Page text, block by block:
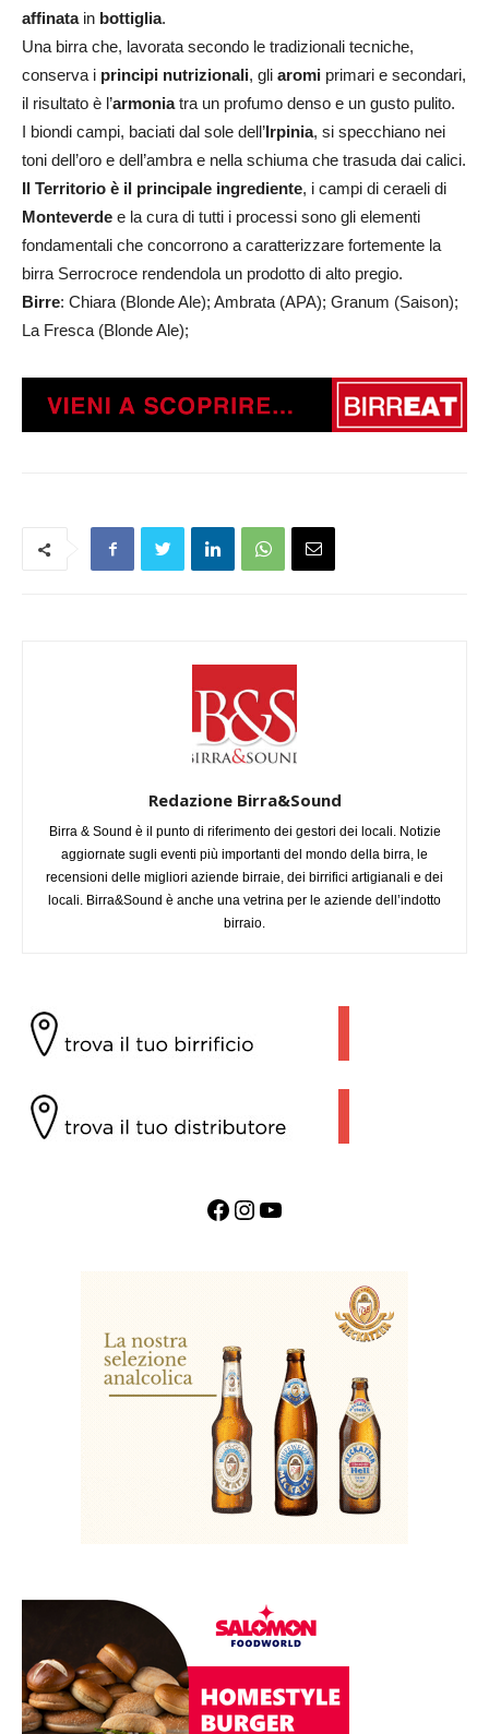
affinatain bottiglia.
Una birra che, lavorata secondo le tradizionali tecniche,
conserva i principi nutrizionali, gli aromi primari e secondari,
il risultato è l’armoniatra un profumo denso e un gusto pulito.
I biondi campi, baciati dal sole dell’Irpinia, si specchiano nei
toni dell’oro e dell’ambra e nella schiuma che trasuda dai calici.
Il Territorio è il principale ingrediente, i campi di ceraeli di
Monteverde e la cura di tutti i processi sono gli elementi
fondamentali che concorrono a caratterizzare fortemente la
birra Serrocroce rendendola un prodotto di alto pregio.
Birre: Chiara (Blonde Ale); Ambrata (APA); Granum (Saison);
La Fresca (Blonde Ale);
Redazione Birra&Sound
Birra & Sound è il punto di riferimento dei gestori dei locali. Notizie
aggiornate sugli eventi più importanti del mondo della birra, le
recensioni delle migliori aziende birraie, dei birrifici artigianali e dei
locali. Birra&Sound è anche una vetrina per le aziende dell’indotto
birraio.
Facebook InstagramYouTube